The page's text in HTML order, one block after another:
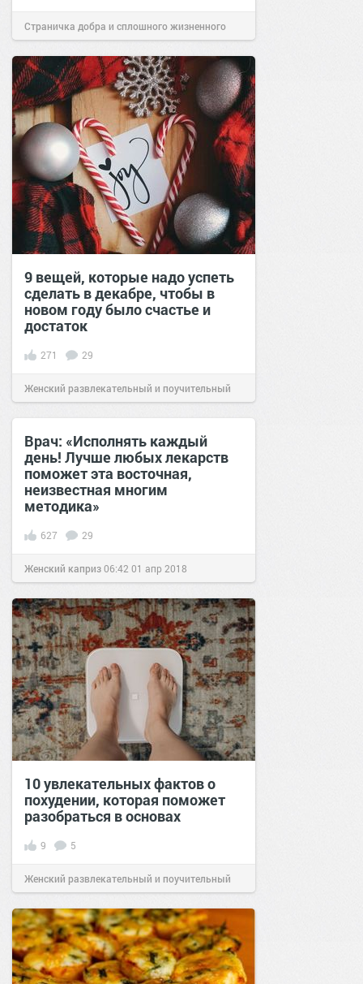
Страничка добра и сплошного жизненного
позитива!18:2029 дек 2025
9 вещей, которые надо успеть
сделать в декабре, чтобы в
новом году было счастье и
достаток
271 29
Женский развлекательный и поучительный
сайт.20:18 15 дек 2020
Врач: «Исполнять каждый
день! Лучше любых лекарств
поможет эта восточная,
неизвестная многим
методика»
627 29
Женский каприз06:42 01 апр 2018
10 увлекательных фактов о
похудении, которая поможет
разобраться в основах
9 5
Женский развлекательный и поучительный
сайт.15:0528 июл 2021